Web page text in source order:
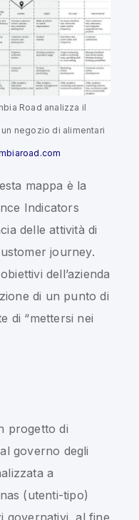
Road analizza il
negozio di alimentari
mappa è la
Indicators
delle attività di
journey.
dell’azienda
di un punto di
di “mettersi nei
progetto di
governo degli
a
(utenti-tipo)
governativi, al fine